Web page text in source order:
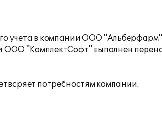
учета в компании ООО
"КомплектСофт" выполнен
потребностям компании.